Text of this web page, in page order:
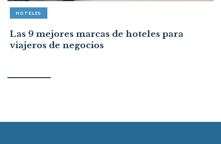
HOTELES
Las 9 mejores marcas de hoteles para
viajeros de negocios